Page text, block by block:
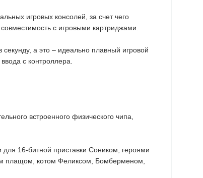
игровых консолей, за счет чего
с игровыми картриджами.
а это – идеально плавный игровой
с контроллера.
встроенного физического чипа,
16-битной приставки Соником, героями
плащом, котом Феликсом, Бомберменом,